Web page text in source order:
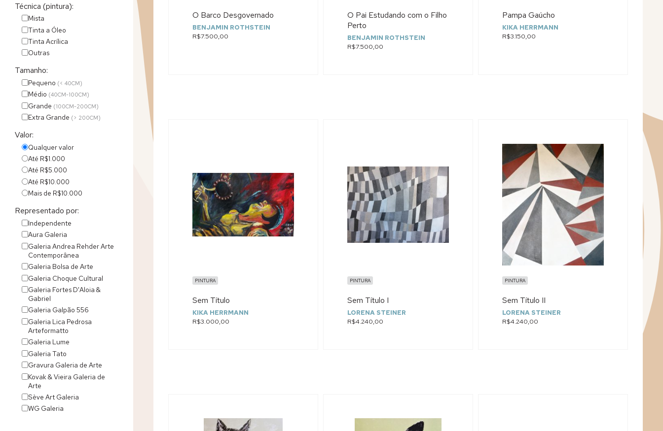
Técnica (pintura):
Mista
Tinta a Óleo
Tinta Acrílica
Outras
Tamanho:
Pequeno (< 40CM)
Médio (40CM-100CM)
Grande (100CM-200CM)
Extra Grande (> 200CM)
Valor:
Qualquer valor
Até R$1.000
Até R$5.000
Até R$10.000
Mais de R$10.000
Representado por:
Independente
Aura Galeria
Galeria Andrea Rehder Arte
Contemporânea
Galeria Bolsa de Arte
Galeria Choque Cultural
Galeria Fortes D'Aloia &
Gabriel
Galeria Galpão 556
Galeria Lica Pedrosa
Arteformatto
Galeria Lume
Galeria Tato
Gravura Galeria de Arte
Kovak & Vieira Galeria de
Arte
Sève Art Galeria
WG Galeria
O Barco Desgovernado
BENJAMIN ROTHSTEIN
R$7.500,00
O Pai Estudando com o Filho
Perto
BENJAMIN ROTHSTEIN
R$7.500,00
Pampa Gaúcho
KIKA HERRMANN
R$3.150,00
PINTURA
Sem Título
KIKA HERRMANN
R$3.000,00
PINTURA
Sem Título I
LORENA STEINER
R$4.240,00
PINTURA
Sem Título II
LORENA STEINER
R$4.240,00